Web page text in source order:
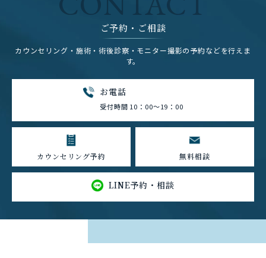
ご予約・ご相談
カウンセリング・施術・術後診察・モニター撮影の予約などを行えま
す。
お電話
受付時間 10：00～19：00
カウンセリング予約 無料相談
LINE予約・相談